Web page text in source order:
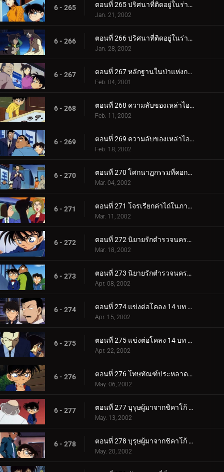
6 - 265 ตอนที่ 265 ปริศนาที่ติดอยู่ในร่างแห (ตอนแรก)
Jan. 21, 2002
6 - 266 ตอนที่ 266 ปริศนาที่ติดอยู่ในร่างแห (ตอนจบ)
Jan. 28, 2002
6 - 267 ตอนที่ 267 หลักฐานในป่าแห่งการเยียวยา
Feb. 04, 2001
6 - 268 ตอนที่ 268 ความลับของเหล่าไอด้อล (ตอนแรก)
Feb. 11, 2002
6 - 269 ตอนที่ 269 ความลับของเหล่าไอด้อล (ตอนจบ)
Feb. 18, 2002
6 - 270 ตอนที่ 270 โศกนาฏกรรมที่คอกม้า OK
Mar. 04, 2002
6 - 271 ตอนที่ 271 โจรเรียกค่าไถ่ในภาพวาด
Mar. 11, 2002
6 - 272 ตอนที่ 272 นิยายรักตำรวจนครบาล ภาค 4 (ตอนแรก)
Mar. 18, 2002
6 - 273 ตอนที่ 273 นิยายรักตำรวจนครบาล ภาค 4 (ตอนจบ)
Apr. 08, 2002
6 - 274 ตอนที่ 274 แข่งต่อโคลง 14 บท ที่มัตสึเอะทามะสิคุริ (ตอนแรก)
Apr. 15, 2002
6 - 275 ตอนที่ 275 แข่งต่อโคลง 14 บท ที่มัตสึเอะทามะสิคุริ (ตอนจบ)
Apr. 22, 2002
6 - 276 ตอนที่ 276 โทษทัณฑ์ประหลาดแบบนี้ก็มีด้วย
May. 06, 2002
6 - 277 ตอนที่ 277 บุรุษผู้มาจากชิคาโก้ (ตอนแรก)
May. 13, 2002
6 - 278 ตอนที่ 278 บุรุษผู้มาจากชิคาโก้ (ตอนจบ)
May. 20, 2002